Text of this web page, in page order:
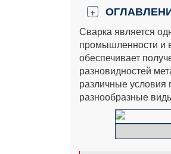
+
Сварка является
промышленности и
обеспечивает
разновидностей
различные
разнообразные